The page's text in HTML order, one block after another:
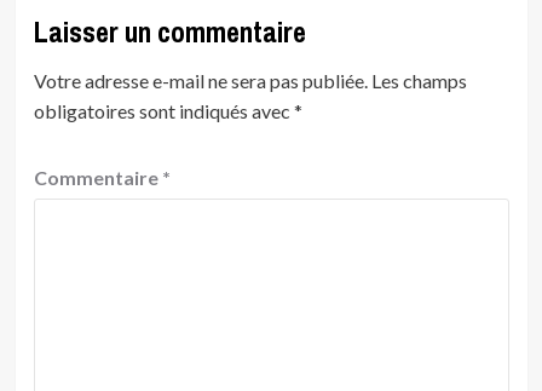
Laisser un commentaire
Votre adresse e-mail ne sera pas publiée. Les champs
obligatoires sont indiqués avec *
Commentaire *